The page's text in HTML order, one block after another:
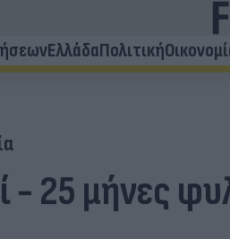
ΕλλάδαΠολιτική
- 25 μήνες